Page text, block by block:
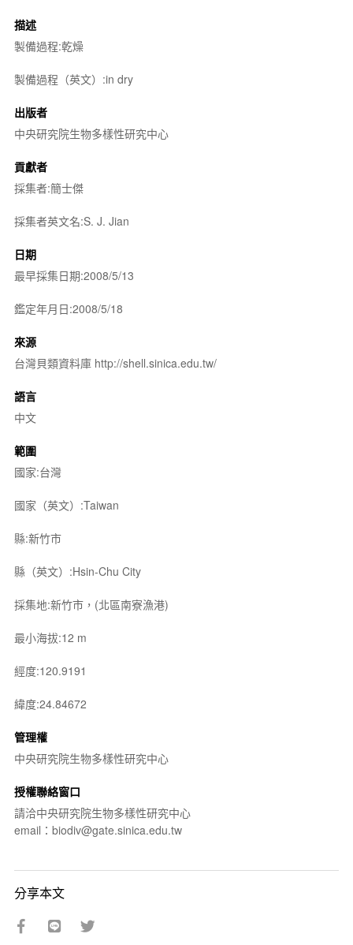
描述
製備過程:乾燥
製備過程（英文）:in dry
出版者
中央研究院生物多樣性研究中心
貢獻者
採集者:簡士傑
採集者英文名:S. J. Jian
日期
最早採集日期:2008/5/13
鑑定年月日:2008/5/18
來源
台灣貝類資料庫 http://shell.sinica.edu.tw/
語言
中文
範圍
國家:台灣
國家（英文）:Taiwan
縣:新竹市
縣（英文）:Hsin-Chu City
採集地:新竹市，(北區南寮漁港)
最小海拔:12 m
經度:120.9191
緯度:24.84672
管理權
中央研究院生物多樣性研究中心
授權聯絡窗口
請洽中央研究院生物多樣性研究中心
email：biodiv@gate.sinica.edu.tw
分享本文